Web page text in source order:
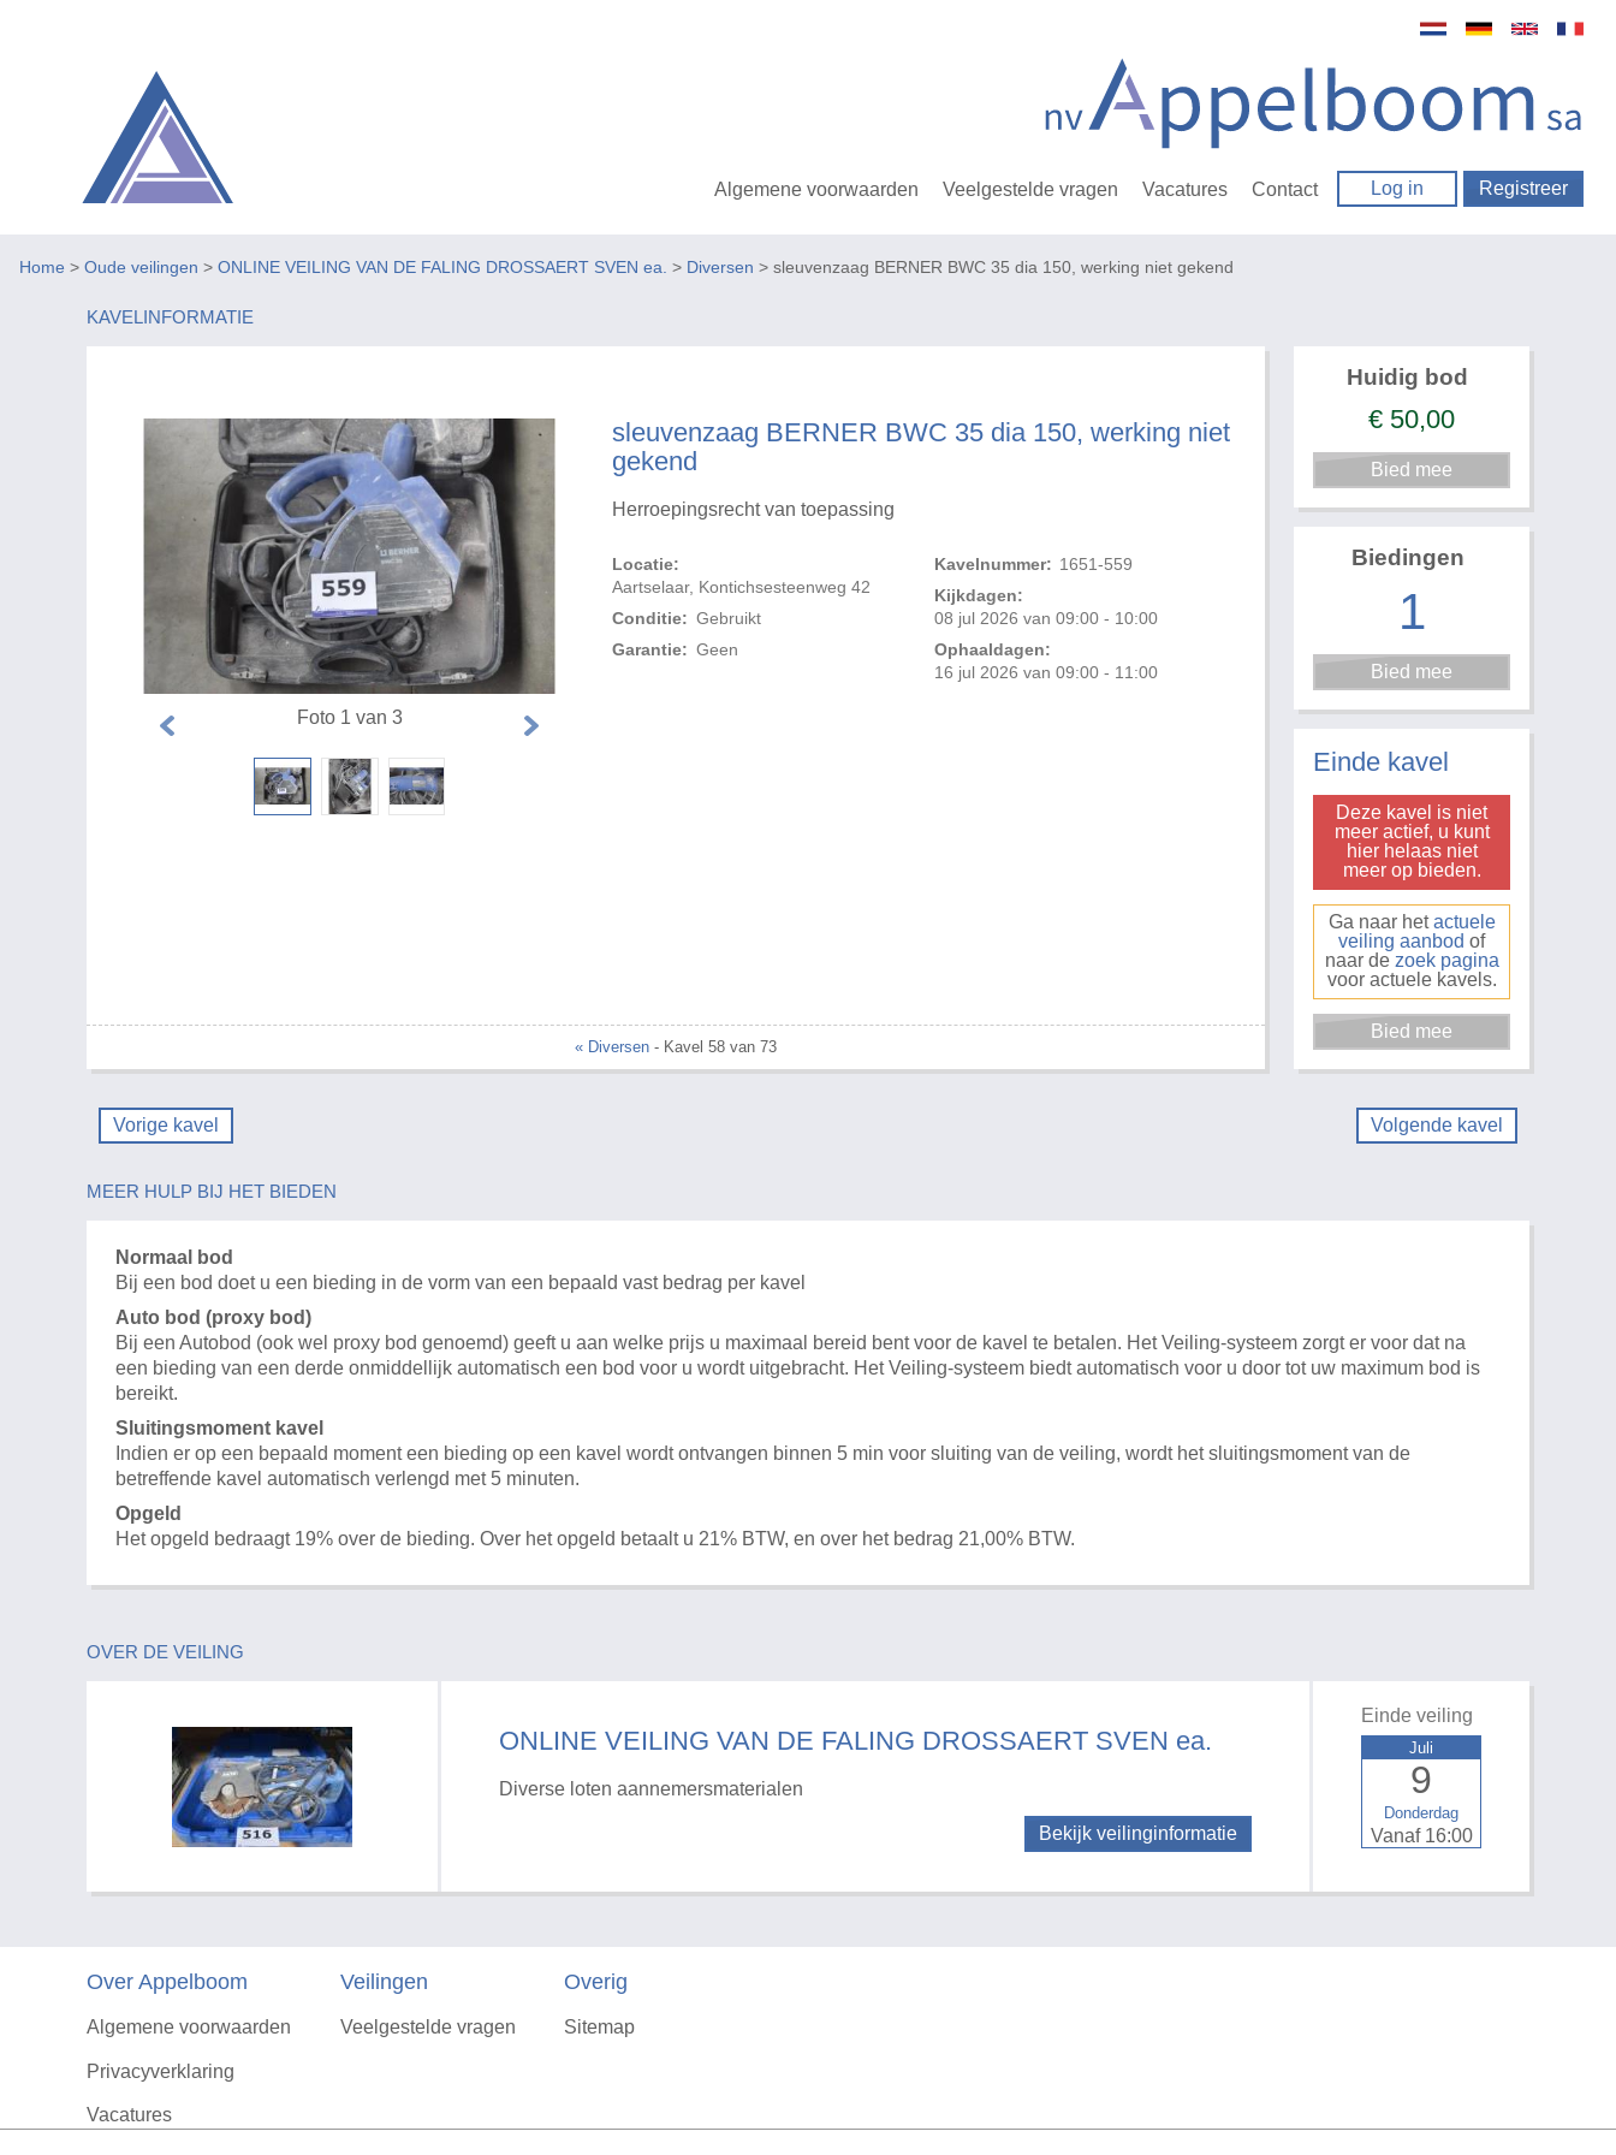
Algemene voorwaarden Veelgestelde vragen Vacatures Contact Log in Registreer
Home > Oude veilingen > ONLINE VEILING VAN DE FALING DROSSAERT SVEN ea. > Diversen > sleuvenzaag BERNER BWC 35 dia 150, werking niet gekend
KAVELINFORMATIE
sleuvenzaag BERNER BWC 35 dia 150, werking niet
gekend
Herroepingsrecht van toepassing
Locatie:
Aartselaar, Kontichsesteenweg 42
Conditie: Gebruikt
Garantie: Geen
Kavelnummer: 1651-559
Kijkdagen:
08 jul 2026 van 09:00 - 10:00
Ophaaldagen:
16 jul 2026 van 09:00 - 11:00
Foto 1 van 3
« Diversen - Kavel 58 van 73
Huidig bod
€ 50,00
Biedingen
1
Einde kavel
Deze kavel is niet
meer actief, u kunt
hier helaas niet
meer op bieden.
Ga naar hetactuele
veiling aanbod of
naar de zoek pagina
voor actuele kavels.
Vorige kavel Volgende kavel
MEER HULP BIJ HET BIEDEN
Normaal bod
Bij een bod doet u een bieding in de vorm van een bepaald vast bedrag per kavel
Auto bod (proxy bod)
Bij een Autobod (ook wel proxy bod genoemd) geeft u aan welke prijs u maximaal bereid bent voor de kavel te betalen. Het Veiling-systeem zorgt er voor dat na
een bieding van een derde onmiddellijk automatisch een bod voor u wordt uitgebracht. Het Veiling-systeem biedt automatisch voor u door tot uw maximum bod is
bereikt.
Sluitingsmoment kavel
Indien er op een bepaald moment een bieding op een kavel wordt ontvangen binnen 5 min voor sluiting van de veiling, wordt het sluitingsmoment van de
betreffende kavel automatisch verlengd met 5 minuten.
Opgeld
Het opgeld bedraagt 19% over de bieding. Over het opgeld betaalt u 21% BTW, en over het bedrag 21,00% BTW.
OVER DE VEILING
ONLINE VEILING VAN DE FALING DROSSAERT SVEN ea.
Diverse loten aannemersmaterialen
Bekijk veilinginformatie
Einde veiling
Donderdag
9
Juli
Vanaf 16:00
Over Appelboom
Algemene voorwaarden
Privacyverklaring
Vacatures
Veilingen
Veelgestelde vragen
Overig
Sitemap